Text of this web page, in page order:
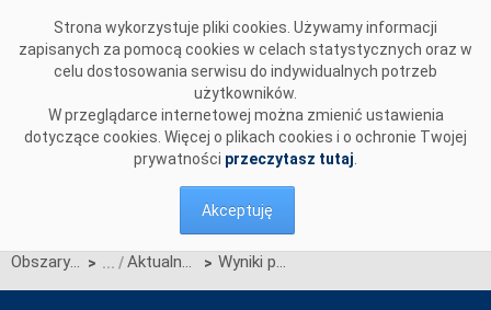
Strona wykorzystuje pliki cookies. Używamy informacji
zapisanych za pomocą cookies w celach statystycznych oraz w
celu dostosowania serwisu do indywidualnych potrzeb
użytkowników.
W przeglądarce internetowej można zmienić ustawienia
dotyczące cookies. Więcej o plikach cookies i o ochronie Twojej
prywatności przeczytasz tutaj
Akceptuję
Obszary działalności > Aktualności OIRE > Wyniki procesu migracji inicjalnej informacji rynku energii do CSIRE według Aktualizacji 3Q2025